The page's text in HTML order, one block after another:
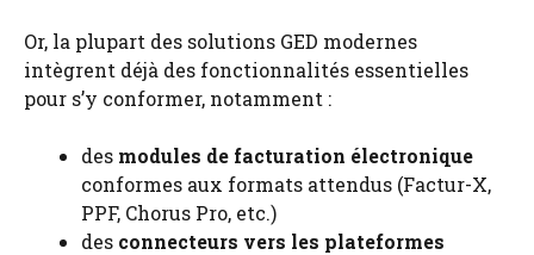
Or, la plupart des solutions GED modernes
intègrent déjà des fonctionnalités essentielles
pour s’y conformer, notamment :
des modules de facturation électronique
conformes aux formats attendus (Factur-X,
PPF, Chorus Pro, etc.)
des connecteurs vers les plateformes